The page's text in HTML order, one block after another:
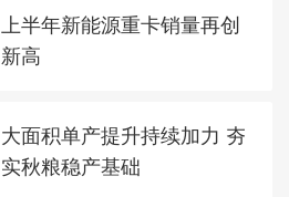
上半年新能源重卡销量再创
新高
大面积单产提升持续加力 夯
实秋粮稳产基础